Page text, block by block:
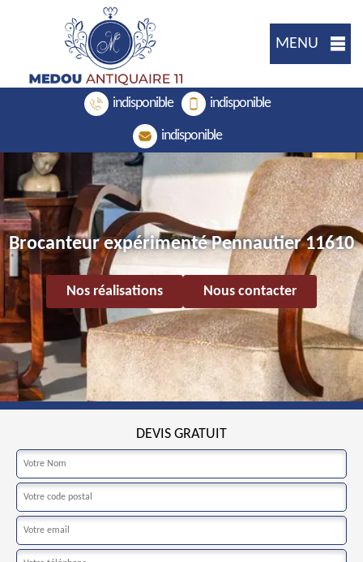
MENU
indisponible indisponible
indisponible
Brocanteur expérimenté Pennautier 11610
Nos réalisations Nous contacter
DEVIS GRATUIT